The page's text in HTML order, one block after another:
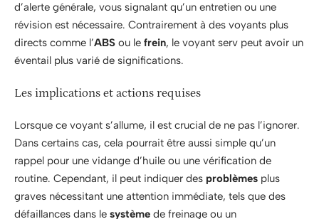
d’alerte générale, vous signalant qu’un entretien ou une
révision est nécessaire. Contrairement à des voyants plus
directs comme l’ABS ou le frein, le voyant serv peut avoir un
éventail plus varié de significations.
Les implications et actions requises
Lorsque ce voyant s’allume, il est crucial de ne pas l’ignorer.
Dans certains cas, cela pourrait être aussi simple qu’un
rappel pour une vidange d’huile ou une vérification de
routine. Cependant, il peut indiquer des problèmes plus
graves nécessitant une attention immédiate, tels que des
défaillances dans le système de freinage ou un